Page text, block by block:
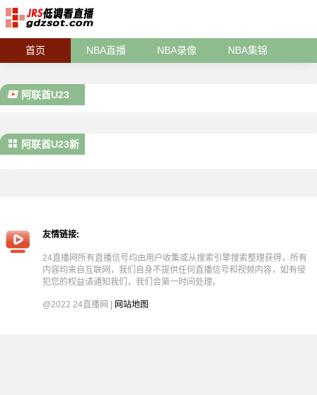
首页 NBA直播 NBA录像 NBA集锦
阿联酋U23
阿联酋U23新
友情链接:
24直播网所有直播信号均由用户收集或从搜索引擎搜索整理获得，所有
内容均来自互联网，我们自身不提供任何直播信号和视频内容，如有侵
犯您的权益请通知我们，我们会第一时间处理。
@2022 24直播网 | 网站地图